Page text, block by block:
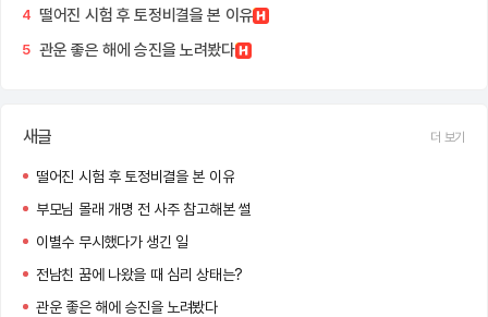
4 떨어진 시험 후 토정비결을 본 이유
5 관운 좋은 해에 승진을 노려봤다
새글 더 보기
떨어진 시험 후 토정비결을 본 이유
부모님 몰래 개명 전 사주 참고해본 썰
이별수 무시했다가 생긴 일
전남친 꿈에 나왔을 때 심리 상태는?
관운 좋은 해에 승진을 노려봤다